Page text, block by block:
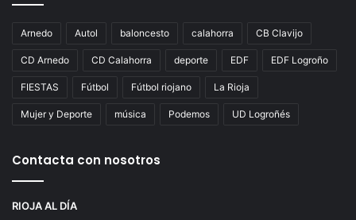
Arnedo Autol baloncesto calahorra CB Clavijo
CD Arnedo CD Calahorra deporte EDF EDF Logroño
FIESTAS Fútbol Fútbol riojano La Rioja
Mujer y Deporte música Podemos UD Logroñés
Contacta con nosotros
RIOJA AL DÍA